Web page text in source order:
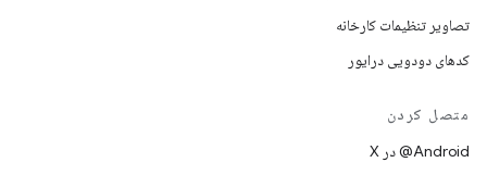
تصاویر تنظیمات کارخانه
کدهای دودویی درایور
متصل کردن
‫‎@Android در X